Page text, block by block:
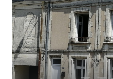
VOTRE
ALERTE
GESTION
LOCATIVE